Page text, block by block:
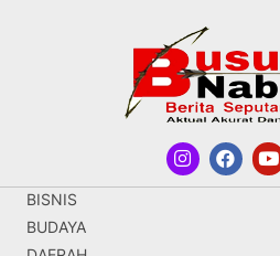
BISNIS
BUDAYA